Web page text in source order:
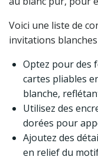
Voici une liste de
invitations
Optez pour des
cartes pliables
blanche,
Utilisez des
dorées pour
Ajoutez des
en relief du